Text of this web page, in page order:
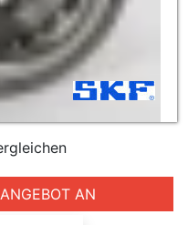
AN